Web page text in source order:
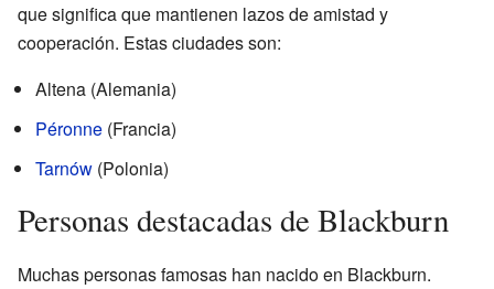
que significa que mantienen lazos de amistad y
cooperación. Estas ciudades son:
Altena (Alemania)
Péronne (Francia)
Tarnów (Polonia)
Personas destacadas de Blackburn
Muchas personas famosas han nacido en Blackburn.